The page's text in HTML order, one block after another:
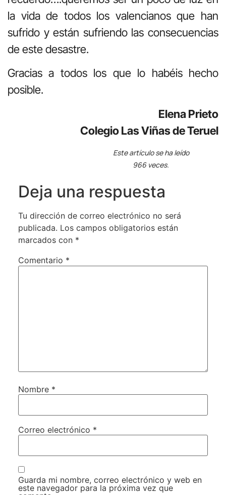
la vida de todos los valencianos que han
sufrido y están sufriendo las consecuencias
de este desastre.
Gracias a todos los que lo habéis hecho
posible.
Elena Prieto
Colegio Las Viñas de Teruel
Este artículo se ha leído
966 veces.
Deja una respuesta
Tu dirección de correo electrónico no será
publicada. Los campos obligatorios están
marcados con *
Comentario *
Nombre *
Correo electrónico *
Guarda mi nombre, correo electrónico y web en
este navegador para la próxima vez que